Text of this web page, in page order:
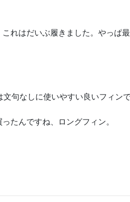
れはだいぶ履きました。やっぱ
句なしに使いやすい良いフィンで
たんですね、ロングフィン。